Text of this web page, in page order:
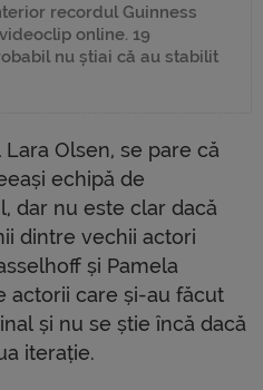
recordul Guinness
online. 19
nu știai că au stabilit
Olsen, se pare că
echipă de
dar nu este clar dacă
dintre vechii actori
și Pamela
actorii care și-au făcut
și nu se știe încă dacă
iterație.